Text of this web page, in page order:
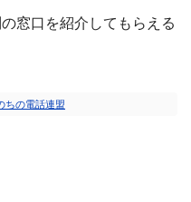
窓口を紹介してもらえる
ちの電話連盟